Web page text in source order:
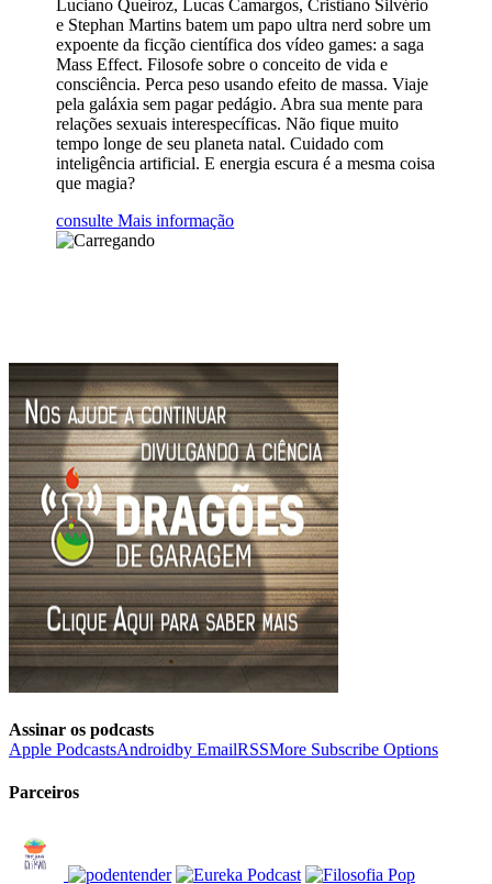
Luciano Queiroz, Lucas Camargos, Cristiano Silvério
e Stephan Martins batem um papo ultra nerd sobre um
expoente da ficção científica dos vídeo games: a saga
Mass Effect. Filosofe sobre o conceito de vida e
consciência. Perca peso usando efeito de massa. Viaje
pela galáxia sem pagar pedágio. Abra sua mente para
relações sexuais interespecíficas. Não fique muito
tempo longe de seu planeta natal. Cuidado com
inteligência artificial. E energia escura é a mesma coisa
que magia?
consulte Mais informação
Assinar os podcasts
Apple PodcastsAndroidby EmailRSSMore Subscribe Options
Parceiros